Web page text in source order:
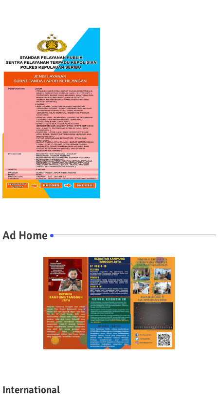
Ad Home
International